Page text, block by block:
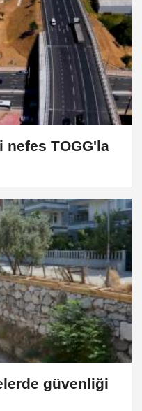
nefes TOGG'la
güvenliği